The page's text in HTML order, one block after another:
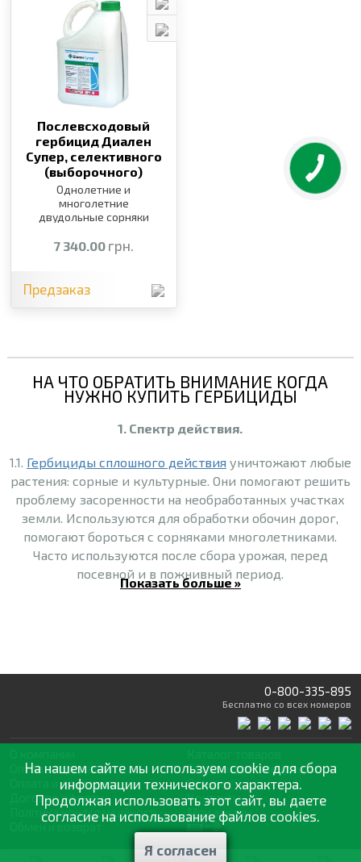
Послевсходовый
гербицид Диален
Супер, селективного
(выборочного)
действия,10 л
Однолетние и
многолетние
двудольные сорняки
7 340.00 грн.
Предзаказ
НА ЧТО ОБРАТИТЬ ВНИМАНИЕ КОГДА
НУЖНО КУПИТЬ ГЕРБИЦИДЫ
1. Спектр действия.
1.1. Гербициды сплошного действияуничтожают любые
растения: сорные и культурные. Они помогают решить
проблему засоренности на необработанных участках
земли. Используются для обработки обочин дорог,
помогают бороться с сорняками многолетниками.
Часто используются после сбора урожая, перед
посевной и в пожнивный период.
- До посева культурного растения (используются
осенью или весной).
- Вместе с посевом.
- После посева, до всходов.
Почвенные гербициды.Различают две
разновидности: летучие, которые нуждаются в
Показать больше »
0-800-335-895
Бесплатно со всех номеров
Оптовая продажа
Оплата и доставка
Договор оферты
Політика конфіденційності
Обмен и возврат
Статьии рекомендации
Отзывы
Контакты
Мои заказы
На нашем сайте мы используем cookie для сбора
информации технического характера.
Продолжая использовать этот сайт, вы даете
согласие на использование файлов cookies.
Я согласен